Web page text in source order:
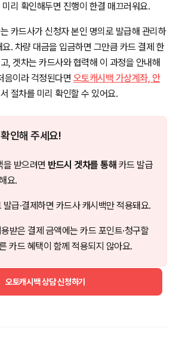
미리 확인해두면 진행이 한결 매끄러워요.
카드사가 신청자 본인 명의로 발급해 관리하
. 차량 대금을 입금하면 그만큼 카드 결제 한
, 겟차는 카드사와 협력해 이 과정을 안내해
음이라 걱정된다면 오토캐시백 가상계좌, 안
절차를 미리 확인할 수 있어요.
인해 주세요!
을 받으려면 반드시 겟차를 통해 카드 발급
요.
발급·결제하면 카드사 캐시백만 적용돼요.
받은 결제 금액에는 카드 포인트·청구할
카드 혜택이 함께 적용되지 않아요.
오토캐시백 상담 신청하기